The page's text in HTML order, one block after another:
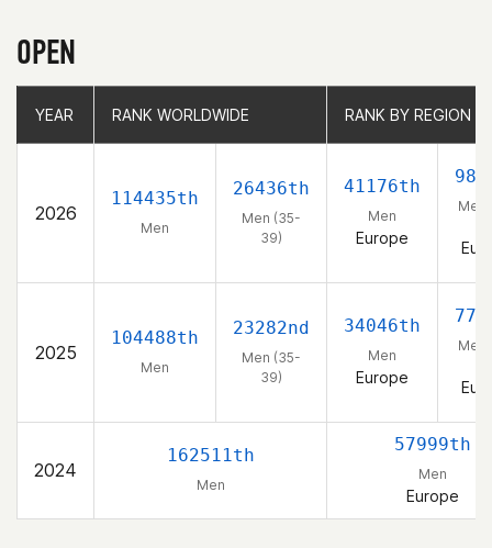
OPEN
YEAR RANK WORLDWIDE RANK BY REGION
2026
114435th
Men
26436th
Men (35-
39)
41176th
Men
Europe
Men
2025
104488th
Men
23282nd
Men (35-
39)
34046th
Men
Europe
Men
2024
162511th
Men
57999th
Men
Europe
YEAR RANK WORLDWIDE RANK BY REGION